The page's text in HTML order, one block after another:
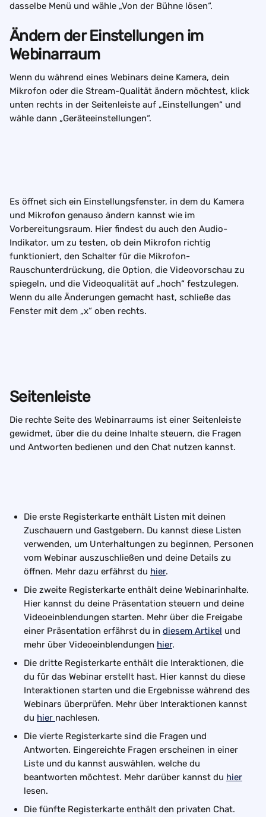
dasselbe Menü und wähle „Von der Bühne lösen“.
Ändern der Einstellungen im
Webinarraum
Wenn du während eines Webinars deine Kamera, dein
Mikrofon oder die Stream-Qualität ändern möchtest, klick
unten rechts in der Seitenleiste auf „Einstellungen“ und
wähle dann „Geräteeinstellungen“.
Es öffnet sich ein Einstellungsfenster, in dem du Kamera
und Mikrofon genauso ändern kannst wie im
Vorbereitungsraum. Hier findest du auch den Audio-
Indikator, um zu testen, ob dein Mikrofon richtig
funktioniert, den Schalter für die Mikrofon-
Rauschunterdrückung, die Option, die Videovorschau zu
spiegeln, und die Videoqualität auf „hoch“ festzulegen.
Wenn du alle Änderungen gemacht hast, schließe das
Fenster mit dem „x“ oben rechts.
Seitenleiste
Die rechte Seite des Webinarraums ist einer Seitenleiste
gewidmet, über die du deine Inhalte steuern, die Fragen
und Antworten bedienen und den Chat nutzen kannst.
Die erste Registerkarte enthält Listen mit deinen
Zuschauern und Gastgebern. Du kannst diese Listen
verwenden, um Unterhaltungen zu beginnen, Personen
vom Webinar auszuschließen und deine Details zu
öffnen. Mehr dazu erfährst du hier.
Die zweite Registerkarte enthält deine Webinarinhalte.
Hier kannst du deine Präsentation steuern und deine
Videoeinblendungen starten. Mehr über die Freigabe
einer Präsentation erfährst du in diesem Artikel und
mehr über Videoeinblendungen hier.
Die dritte Registerkarte enthält die Interaktionen, die
du für das Webinar erstellt hast. Hier kannst du diese
Interaktionen starten und die Ergebnisse während des
Webinars überprüfen. Mehr über Interaktionen kannst
du hier nachlesen.
Die vierte Registerkarte sind die Fragen und
Antworten. Eingereichte Fragen erscheinen in einer
Liste und du kannst auswählen, welche du
beantworten möchtest. Mehr darüber kannst du hier
lesen.
Die fünfte Registerkarte enthält den privaten Chat.